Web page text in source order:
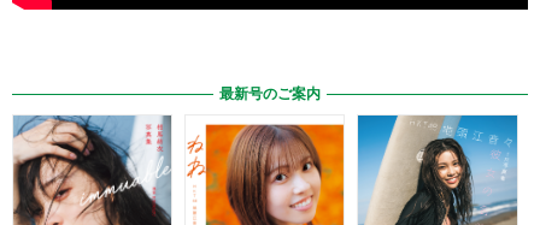
最新号のご案内